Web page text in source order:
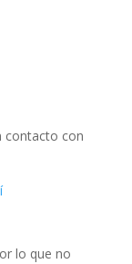
contacto con
lo que no